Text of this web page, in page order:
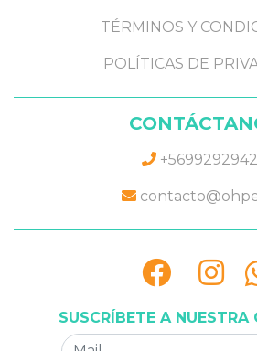
TÉRMINOS Y
POLÍTICAS DE
SUSCRÍBETE A NUESTRA